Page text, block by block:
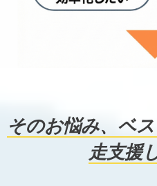
そのお悩み、ベ
走支援